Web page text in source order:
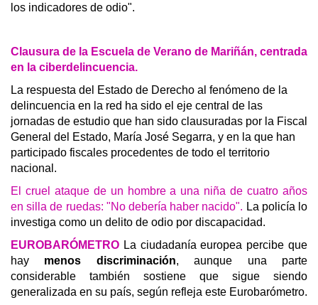
los indicadores de odio".
Clausura de la Escuela de Verano de Mariñán, centrada
en la ciberdelincuencia.
La respuesta del Estado de Derecho al fenómeno de la
delincuencia en la red ha sido el eje central de las
jornadas de estudio que han sido clausuradas por la Fiscal
General del Estado, María José Segarra, y en la que han
participado fiscales procedentes de todo el territorio
nacional.
El cruel ataque de un hombre a una niña de cuatro años
en silla de ruedas: "No debería haber nacido". La policía lo
investiga como un delito de odio por discapacidad.
EUROBARÓMETRO La ciudadanía europea percibe que
hay menos discriminación, aunque una parte
considerable también sostiene que sigue siendo
generalizada en su país, según refleja este Eurobarómetro.